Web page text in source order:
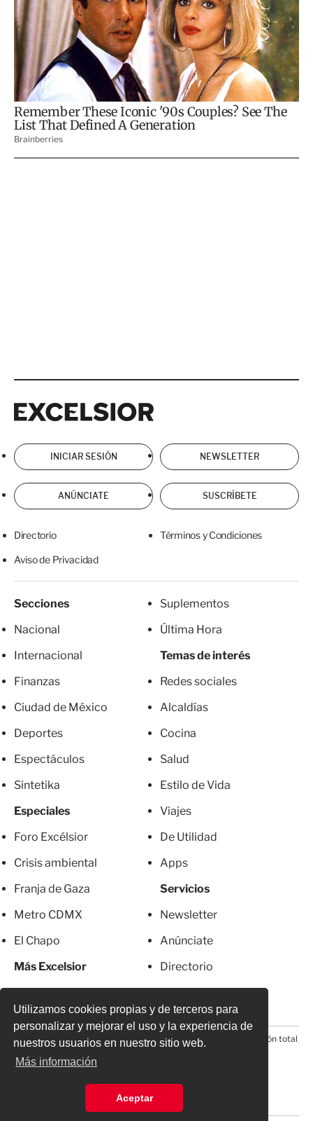
Utilizamos cookies propias y de terceros para
personalizar y mejorar el uso y la experiencia de
nuestros usuarios en nuestro sitio web.
Más información
Aceptar
INICIAR SESIÓN NEWSLETTER
ANÚNCIATE SUSCRÍBETE
Directorio Términos y Condiciones
Aviso de Privacidad
Secciones
Nacional
Internacional
Finanzas
Ciudad de México
Deportes
Espectáculos
Sintetika
Especiales
Foro Excélsior
Crisis ambiental
Franja de Gaza
Metro CDMX
El Chapo
Más Excelsior
Suplementos
Última Hora
Temas de interés
Redes sociales
Alcaldías
Cocina
Salud
Estilo de Vida
Viajes
De Utilidad
Apps
Servicios
Newsletter
Anúnciate
Directorio
© 2026 Todos los derechos reservados. Prohibida la reproducción total
o parcial, incluyendo cualquier medio electrónico*